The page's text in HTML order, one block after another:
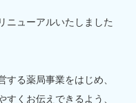
ニューアルいたしました
る薬局事業をはじめ、
くお伝えできるよう、